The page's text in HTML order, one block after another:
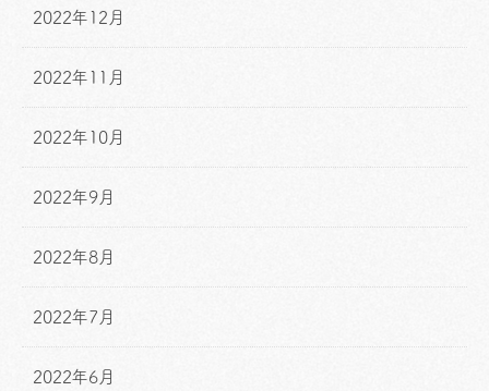
2022年12月
2022年11月
2022年10月
2022年9月
2022年8月
2022年7月
2022年6月